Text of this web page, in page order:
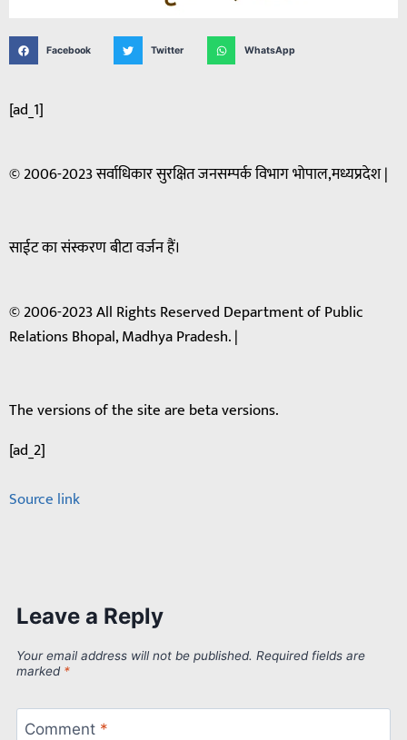
Facebook Twitter WhatsApp
[ad_1]
© 2006-2023 सर्वाधिकार सुरक्षित जनसम्पर्क विभाग भोपाल,मध्यप्रदेश |
साईट का संस्करण बीटा वर्जन हैं।
© 2006-2023 All Rights Reserved Department of Public
Relations Bhopal, Madhya Pradesh. |
The versions of the site are beta versions.
[ad_2]
Source link
Leave a Reply
Your email address will not be published. Required fields are
marked *
Comment *